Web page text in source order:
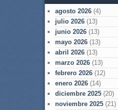
agosto 2026(4)
julio 2026(13)
junio 2026(13)
mayo 2026(13)
abril 2026(13)
marzo 2026(13)
febrero 2026(12)
enero 2026(14)
diciembre 2025(20)
noviembre 2025(21)